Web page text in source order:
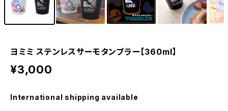
ヨミミ ステンレスサーモタンブラー【360ml】
¥3,000
International shipping available